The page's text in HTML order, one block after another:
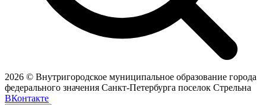
2026 © Внутригородское муниципальное образование города
федерального значения Санкт-Петербурга поселок Стрельна
ВКонтакте